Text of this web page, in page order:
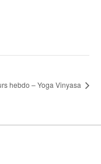
hebdo – Yoga Vinyasa